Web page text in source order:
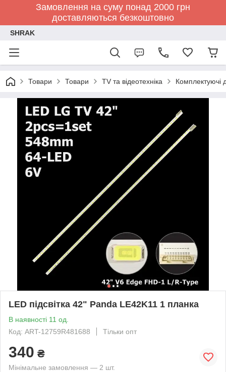
Замовлення на суму понад 2000 грн
доставляються безкоштовно
SHRAK
Товари Товари TV та відеотехніка Комплектуючі
LED підсвітка 42" Panda LE42K11 1 планка
В наявності 11 од.
Код: ART-12759R481688
Тільки опт
340 ₴
Мінімальне замовлення — 2 шт.